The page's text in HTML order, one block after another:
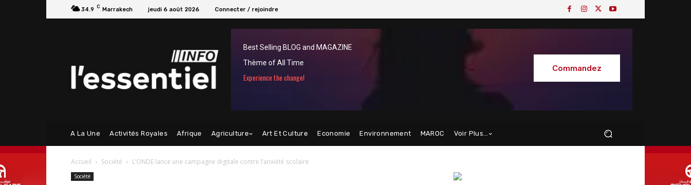
34.9 C Marrakech jeudi 6 août 2026 Connecter / rejoindre
Best Selling BLOG and MAGAZINE
Thème of All Time
Experience the change!
Commandez
A La Une Activités Royales Afrique Agriculture Art Et Culture Economie Environnement MAROC Voir Plus…
Accueil Société L’ONDE lance une campagne digitale contre l’anxiété scolaire
Société